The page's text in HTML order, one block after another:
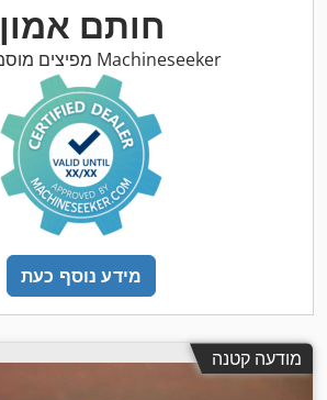
חותם אמון
מפיצים מוסמכים של Machineseeker
מידע נוסף כעת
מודעה קטנה